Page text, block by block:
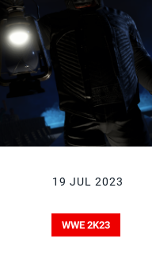
19 JUL 2023
WWE 2K23